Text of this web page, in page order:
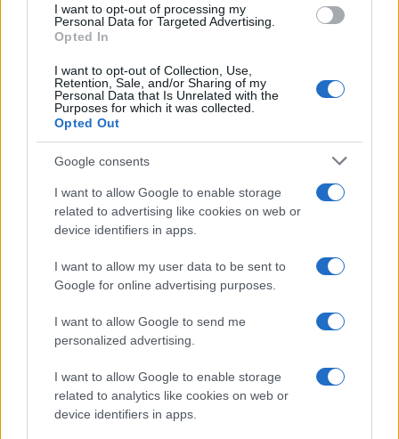
I want to opt-out of processing my
Personal Data for Targeted Advertising.
Opted In
I want to opt-out of Collection, Use,
Retention, Sale, and/or Sharing of my
Personal Data that Is Unrelated with the
Purposes for which it was collected.
Opted Out
Google consents
I want to allow Google to enable storage
related to advertising like cookies on web or
device identifiers in apps.
I want to allow my user data to be sent to
Google for online advertising purposes.
I want to allow Google to send me
personalized advertising.
I want to allow Google to enable storage
related to analytics like cookies on web or
device identifiers in apps.